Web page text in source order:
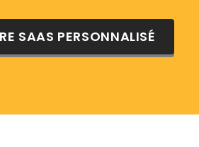
SAAS PERSONNALISÉ